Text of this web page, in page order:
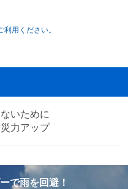
用ください。
いために
力アップ
で雨を回避！